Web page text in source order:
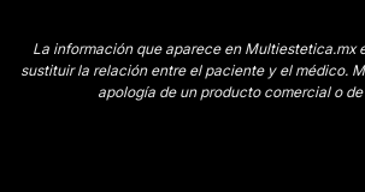
La información que aparece en Multiestetica.mx
sustituir la relación entre el paciente y el médico.
apología de un producto comercial o